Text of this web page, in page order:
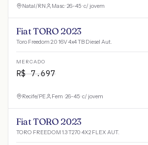
Natal/RN Masc · 26-45 · c/ jovem
Fiat TORO 2023
Toro Freedom 2.0 16V 4x4 TB Diesel Aut.
MERCADO
R$7.697
Recife/PE Fem · 26-45 · c/ jovem
Fiat TORO 2023
TORO FREEDOM 1.3 T270 4X2 FLEX AUT.